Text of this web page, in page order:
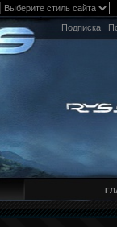
Подписка